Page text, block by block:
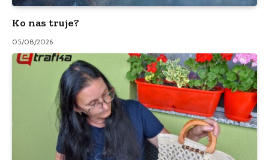
Ko nas truje?
05/08/2026